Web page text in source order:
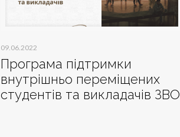
09.06.2022
Програма підтримки
внутрішньо переміщених
студентів та викладачів ЗВО